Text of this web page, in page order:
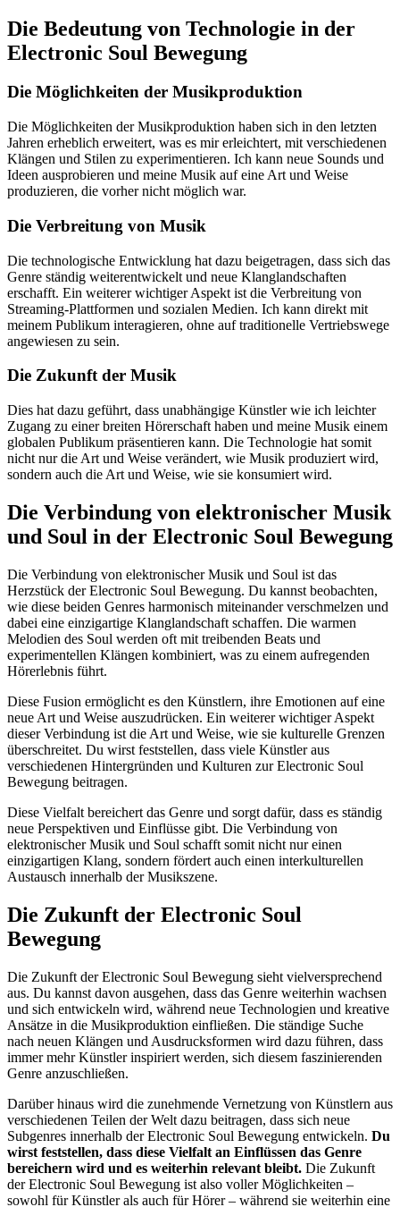
Die Bedeutung von Technologie in der
Electronic Soul Bewegung
Die Möglichkeiten der Musikproduktion
Die Möglichkeiten der Musikproduktion haben sich in den letzten
Jahren erheblich erweitert, was es mir erleichtert, mit verschiedenen
Klängen und Stilen zu experimentieren. Ich kann neue Sounds und
Ideen ausprobieren und meine Musik auf eine Art und Weise
produzieren, die vorher nicht möglich war.
Die Verbreitung von Musik
Die technologische Entwicklung hat dazu beigetragen, dass sich das
Genre ständig weiterentwickelt und neue Klanglandschaften
erschafft. Ein weiterer wichtiger Aspekt ist die Verbreitung von
Streaming-Plattformen und sozialen Medien. Ich kann direkt mit
meinem Publikum interagieren, ohne auf traditionelle Vertriebswege
angewiesen zu sein.
Die Zukunft der Musik
Dies hat dazu geführt, dass unabhängige Künstler wie ich leichter
Zugang zu einer breiten Hörerschaft haben und meine Musik einem
globalen Publikum präsentieren kann. Die Technologie hat somit
nicht nur die Art und Weise verändert, wie Musik produziert wird,
sondern auch die Art und Weise, wie sie konsumiert wird.
Die Verbindung von elektronischer Musik
und Soul in der Electronic Soul Bewegung
Die Verbindung von elektronischer Musik und Soul ist das
Herzstück der Electronic Soul Bewegung. Du kannst beobachten,
wie diese beiden Genres harmonisch miteinander verschmelzen und
dabei eine einzigartige Klanglandschaft schaffen. Die warmen
Melodien des Soul werden oft mit treibenden Beats und
experimentellen Klängen kombiniert, was zu einem aufregenden
Hörerlebnis führt.
Diese Fusion ermöglicht es den Künstlern, ihre Emotionen auf eine
neue Art und Weise auszudrücken. Ein weiterer wichtiger Aspekt
dieser Verbindung ist die Art und Weise, wie sie kulturelle Grenzen
überschreitet. Du wirst feststellen, dass viele Künstler aus
verschiedenen Hintergründen und Kulturen zur Electronic Soul
Bewegung beitragen.
Diese Vielfalt bereichert das Genre und sorgt dafür, dass es ständig
neue Perspektiven und Einflüsse gibt. Die Verbindung von
elektronischer Musik und Soul schafft somit nicht nur einen
einzigartigen Klang, sondern fördert auch einen interkulturellen
Austausch innerhalb der Musikszene.
Die Zukunft der Electronic Soul
Bewegung
Die Zukunft der Electronic Soul Bewegung sieht vielversprechend
aus. Du kannst davon ausgehen, dass das Genre weiterhin wachsen
und sich entwickeln wird, während neue Technologien und kreative
Ansätze in die Musikproduktion einfließen. Die ständige Suche
nach neuen Klängen und Ausdrucksformen wird dazu führen, dass
immer mehr Künstler inspiriert werden, sich diesem faszinierenden
Genre anzuschließen.
Darüber hinaus wird die zunehmende Vernetzung von Künstlern aus
verschiedenen Teilen der Welt dazu beitragen, dass sich neue
Subgenres innerhalb der Electronic Soul Bewegung entwickeln. Du
wirst feststellen, dass diese Vielfalt an Einflüssen das Genre
bereichern wird und es weiterhin relevant bleibt. Die Zukunft
der Electronic Soul Bewegung ist also voller Möglichkeiten –
sowohl für Künstler als auch für Hörer – während sie weiterhin eine